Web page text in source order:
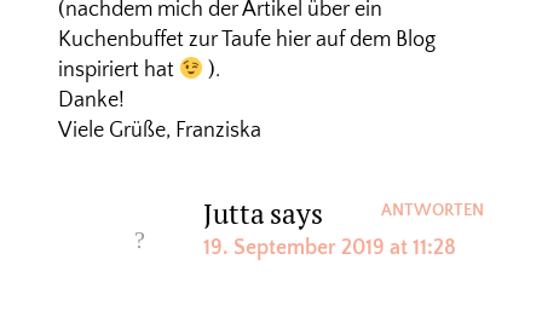
(nachdem mich der Artikel über ein
Kuchenbuffet zur Taufe hier auf dem Blog
inspiriert hat
).
Danke!
Viele Grüße, Franziska
Juttasays
19. September 2019 at 11:28
ANTWORTEN